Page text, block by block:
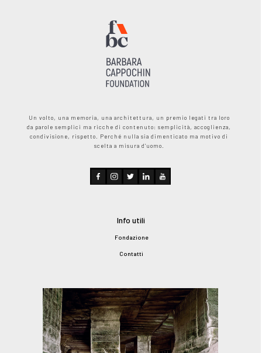
Un volto, una memoria, una architettura, un premio legati tra loro
da parole semplici ma ricche di contenuto: semplicità, accoglienza,
condivisione, rispetto. Perché nulla sia dimenticato ma motivo di
scelta a misura d’uomo.
Info utili
Fondazione
Contatti